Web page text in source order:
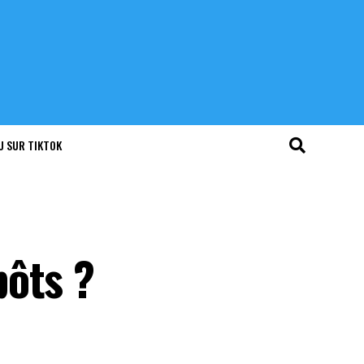
SUR TIKTOK
?